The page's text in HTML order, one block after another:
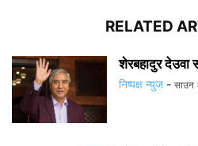
RELATED
शेरबहादुर
निष्पक्ष न्युज - साउन